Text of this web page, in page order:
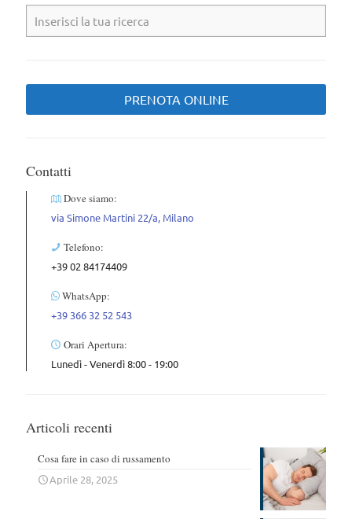
PRENOTA ONLINE
Contatti
Dove siamo:
via Simone Martini 22/a, Milano
Telefono:
+39 02 84174409
WhatsApp:
+39 366 32 52 543
Orari Apertura:
Lunedì - Venerdì 8:00 - 19:00
Articoli recenti
Cosa fare in caso di russamento
Aprile 28, 2025